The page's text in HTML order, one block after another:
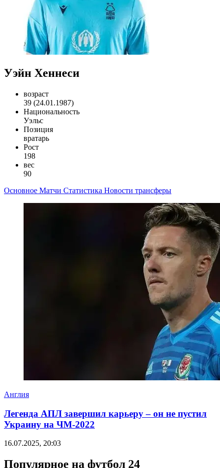
Уэйн Хеннеси
возраст
39 (24.01.1987)
Национальность
Уэльс
Позиция
вратарь
Рост
198
вес
90
Основное Матчи Статистика Новости трансферы
Англия
Легенда АПЛ завершил карьеру – он не пустил
Украину на ЧМ-2022
16.07.2025, 20:03
Популярное на футбол 24